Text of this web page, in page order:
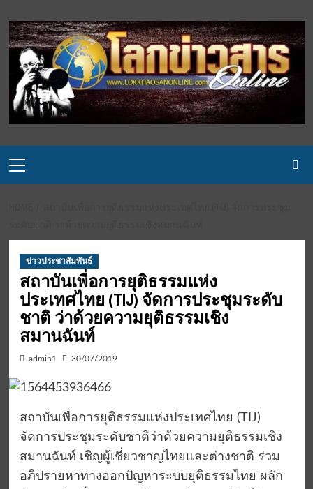
to
content
Menu
ข่าวประชาสัมพันธ์
สถาบันเพื่อการยุติธรรมแห่ง
ประเทศไทย (TIJ) จัดการประชุมระดับ
ชาติ ว่าด้วยความยุติธรรมเชิง
สมานฉันท์
admin1 30/07/2019
สถาบันเพื่อการยุติธรรมแห่งประเทศไทย (TIJ)
จัดการประชุมระดับชาติว่าด้วยความยุติธรรมเชิง
สมานฉันท์ เชิญผู้เชี่ยวชาญไทยและต่างชาติ ร่วม
อภิปรายหาทางออกปัญหาระบบยุติธรรมไทย ผลัก